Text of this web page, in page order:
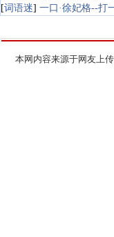
[词语迷] 一口·徐妃格--打
本网内容来源于网友上